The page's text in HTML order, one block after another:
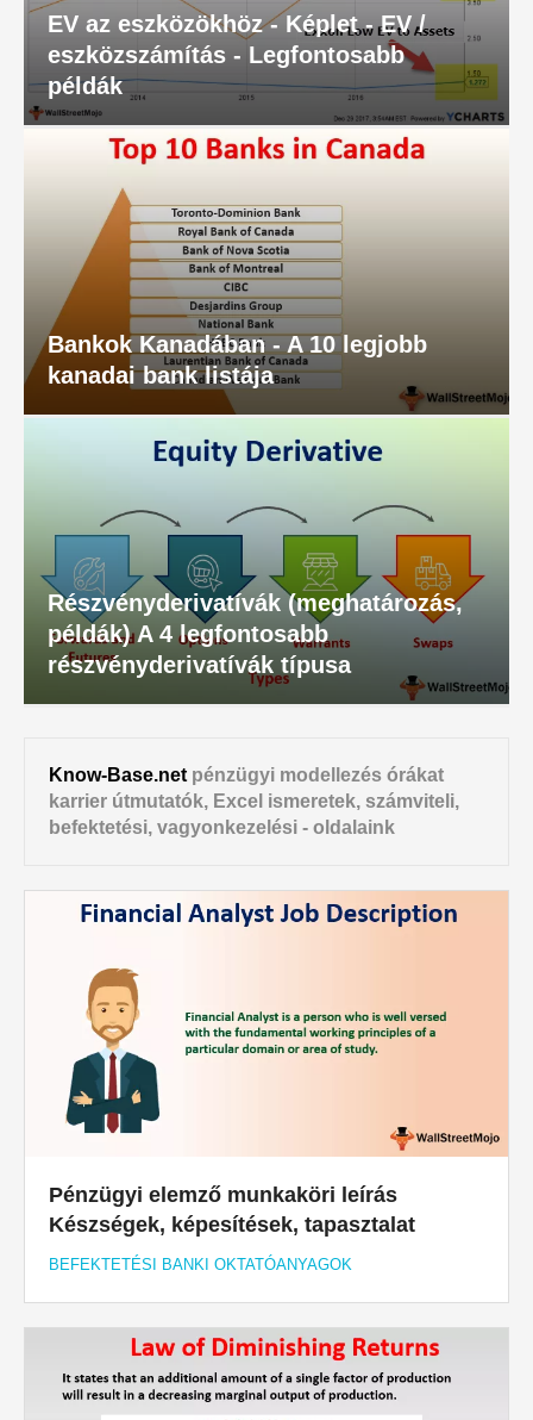
Pénzügyi modellezési oktatóanyagok
Kockázatkezelési oktatóanyagok
EV az eszközökhöz - Képlet - EV /
eszközszámítás - Legfontosabb
példák
Bankok Kanadában - A 10 legjobb
kanadai bank listája
Részvényderivatívák (meghatározás,
példák) A 4 legfontosabb
részvényderivatívák típusa
Know-Base.net pénzügyi modellezés órákat
karrier útmutatók, Excel ismeretek, számviteli,
befektetési, vagyonkezelési - oldalaink
Pénzügyi elemző munkaköri leírás
Készségek, képesítések, tapasztalat
BEFEKTETÉSI BANKI OKTATÓANYAGOK